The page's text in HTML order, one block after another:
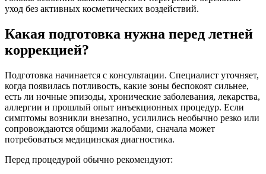
уход без активных косметических воздействий.
Какая подготовка нужна перед летней
коррекцией?
Подготовка начинается с консультации. Специалист уточняет,
когда появилась потливость, какие зоны беспокоят сильнее,
есть ли ночные эпизоды, хронические заболевания, лекарства,
аллергии и прошлый опыт инъекционных процедур. Если
симптомы возникли внезапно, усилились необычно резко или
сопровождаются общими жалобами, сначала может
потребоваться медицинская диагностика.
Перед процедурой обычно рекомендуют: